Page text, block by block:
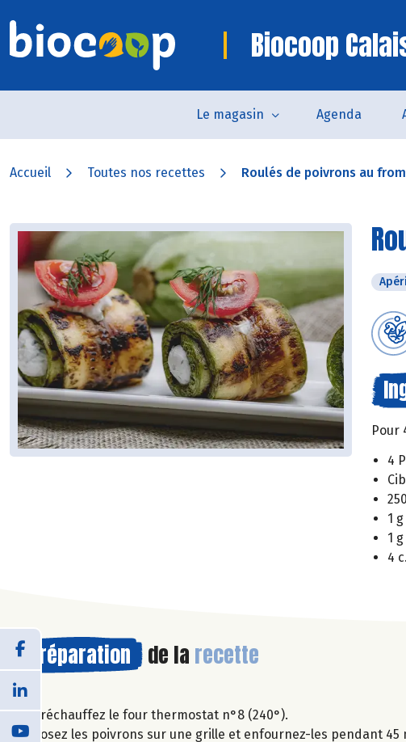
Biocoop
Le magasin Agenda
Accueil Toutes nos recettes Roulés de poivrons au
Pour
4
1
1
4
Préparation de la recette
Préchauffez le four thermostat n°8 (240°).
Posez les poivrons sur une grille et enfournez-les pendant